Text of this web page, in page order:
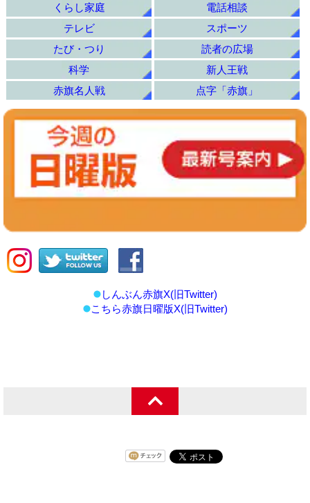
くらし家庭
電話相談
テレビ
スポーツ
たび・つり
読者の広場
科学
新人王戦
赤旗名人戦
点字「赤旗」
しんぶん赤旗X(旧Twitter)
こちら赤旗日曜版X(旧Twitter)